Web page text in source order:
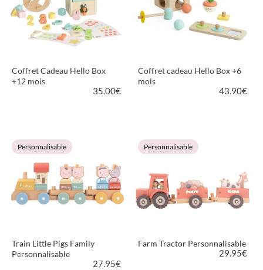
Coffret Cadeau Hello Box
+12 mois
35.00€
VOIR LE PRODUIT
Coffret cadeau Hello Box +6
mois
43.90€
VOIR LE PRODUIT
Personnalisable
Train Little Pigs Family
Personnalisable
27.95€
Personnalisable
Farm Tractor Personnalisable
29.95€